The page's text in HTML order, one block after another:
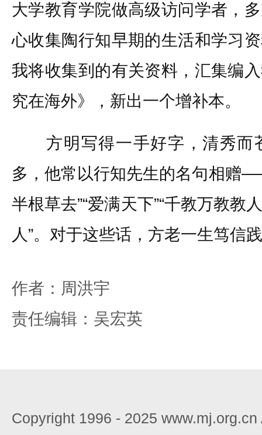
大学教育学院做高级访问学者，
心收集陶行知早期的生活和学习
我将收集到的有关资料，汇集编
究在海外》，新出一个增补本。
方明写得一手好字，清秀而
多，他常以行知先生的名句相赠
半根草去”“爱满天下”“千教万教教
人”。对于这些话，方老一生笃信
作者：周洪宇
责任编辑：吴宏英
Copyright 1996 - 2025